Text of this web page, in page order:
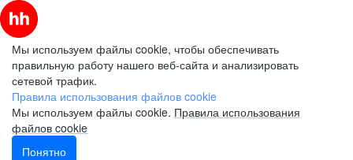
Мы используем файлы cookie, чтобы обеспечивать
правильную работу нашего веб-сайта и анализировать
сетевой трафик.
Правила использования файлов cookie
Мы используем файлы cookie. Правила использования
файлов cookie
Понятно